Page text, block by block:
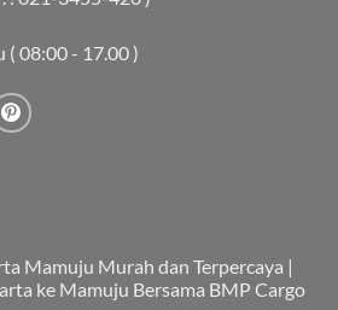
( 08:00 - 17.00 )
Mamuju Murah dan Terpercaya |
ke Mamuju Bersama BMP Cargo